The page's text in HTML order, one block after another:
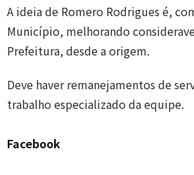
A ideia de Romero Rodrigues é,
Município, melhorando
Prefeitura, desde a origem.
Deve haver remanejamentos de
trabalho especializado da equipe.
Facebook